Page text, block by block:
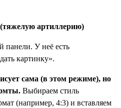
артиллерию)
панели. У неё есть
картинку».
сама (в этом режиме), но
Выбираем стиль
(например, 4:3) и вставляем